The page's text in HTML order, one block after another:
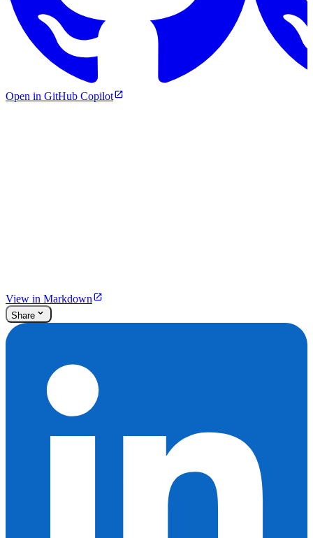
Open in GitHub Copilot
View in Markdown
Share